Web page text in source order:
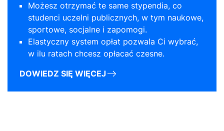
Możesz otrzymać te same stypendia, co
studenci uczelni publicznych, w tym naukowe,
sportowe, socjalne i zapomogi.
Elastyczny system opłat pozwala Ci wybrać,
w ilu ratach chcesz opłacać czesne.
DOWIEDZ SIĘ WIĘCEJ